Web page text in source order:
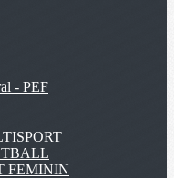
- PEF
FEMININ